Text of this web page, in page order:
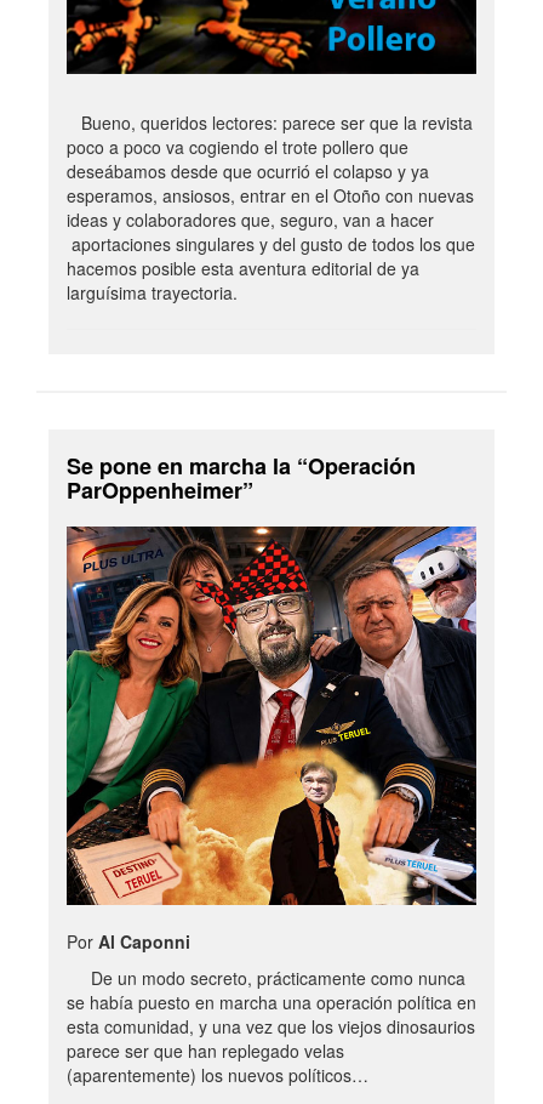
Bueno, queridos lectores: parece ser que la revista
poco a poco va cogiendo el trote pollero que
deseábamos desde que ocurrió el colapso y ya
esperamos, ansiosos, entrar en el Otoño con nuevas
ideas y colaboradores que, seguro, van a hacer
aportaciones singulares y del gusto de todos los que
hacemos posible esta aventura editorial de ya
larguísima trayectoria.
Se pone en marcha la “Operación
ParOppenheimer”
Por Al Caponni
De un modo secreto, prácticamente como nunca
se había puesto en marcha una operación política en
esta comunidad, y una vez que los viejos dinosaurios
parece ser que han replegado velas
(aparentemente) los nuevos políticos…